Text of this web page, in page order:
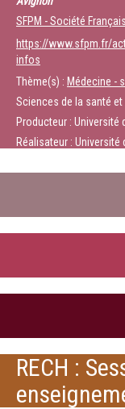
SFPM - Société
https://www.sfpm.fr/
infos
Thème(s) : Médecine -
Sciences de la santé
Producteur : Université
Réalisateur : Université
RECH :